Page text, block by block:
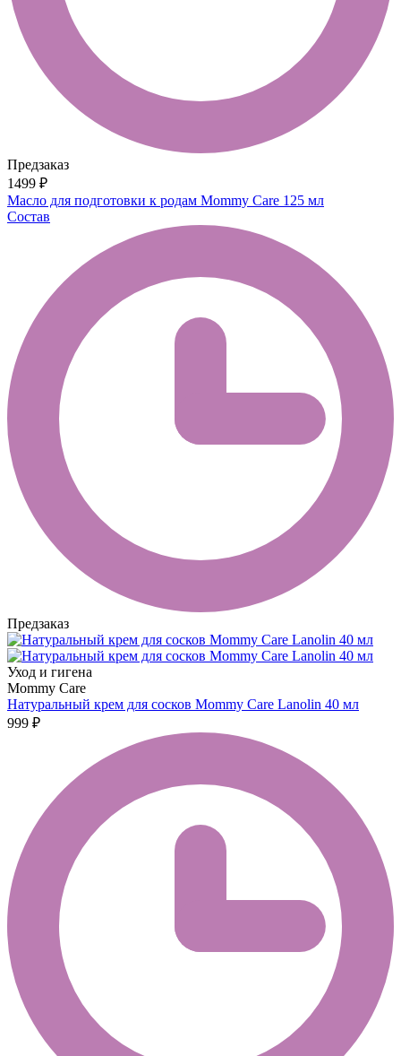
Предзаказ
1499 ₽
Масло для подготовки к родам Mommy Care 125 мл
Состав
Предзаказ
Уход и гигена
Mommy Care
Натуральный крем для сосков Mommy Care Lanolin 40 мл
999 ₽